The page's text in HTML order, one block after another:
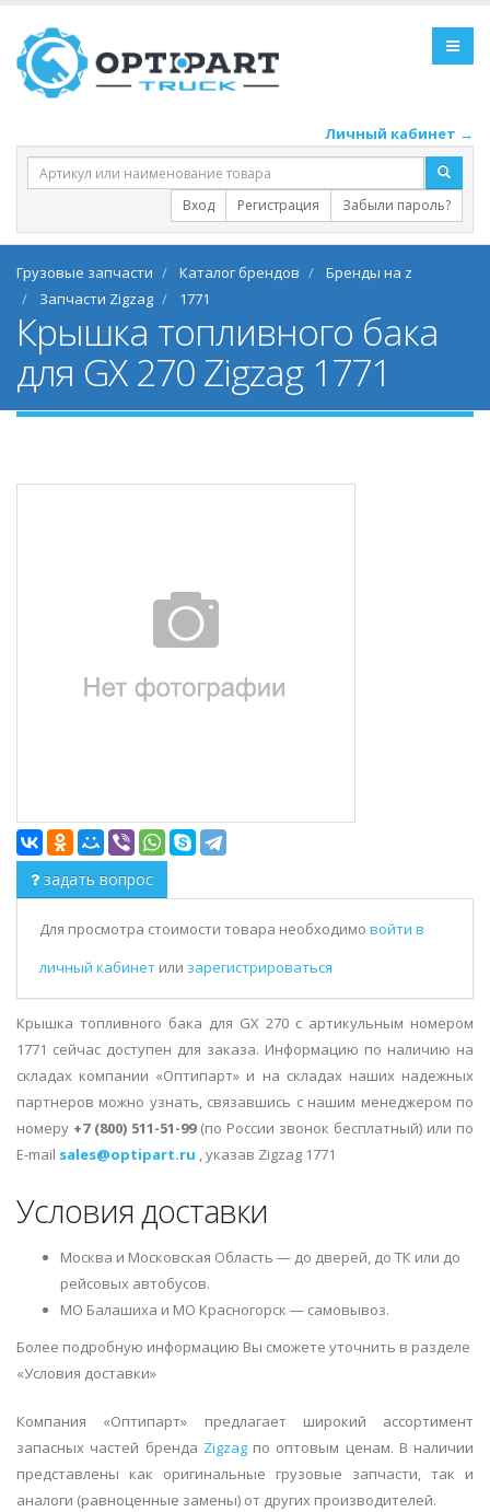
Личный кабинет →
Вход Регистрация Забыли пароль?
Грузовые запчасти Каталог брендов
Бренды на z
Запчасти Zigzag
1771
Крышка топливного бака
для GX 270 Zigzag 1771
задать вопрос
Для просмотра стоимости товара необходимо войти в
личный кабинет или зарегистрироваться
Крышка топливного бака для GX 270 с артикульным номером
1771 сейчас доступен для заказа. Информацию по наличию на
складах компании «Оптипарт» и на складах наших надежных
партнеров можно узнать, связавшись с нашим менеджером по
номеру +7 (800) 511-51-99(по России звонок бесплатный) или по
E-mail sales@optipart.ru , указав Zigzag 1771
Условия доставки
Москва и Московская Область — до дверей, до ТК или до
рейсовых автобусов.
МО Балашиха и МО Красногорск — самовывоз.
Более подробную информацию Вы сможете уточнить в разделе
«Условия доставки»
Компания «Оптипарт» предлагает широкий ассортимент
запасных частей бренда Zigzagпо оптовым ценам. В наличии
представлены как оригинальные грузовые запчасти, так и
аналоги (равноценные замены) от других производителей.